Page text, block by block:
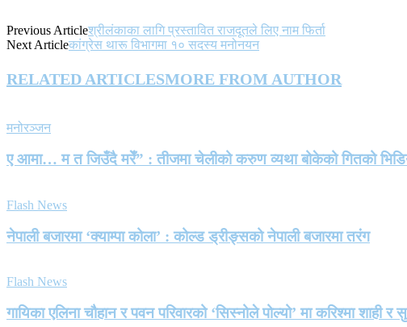
Previous Articleश्रीलंकाका लागि प्रस्तावित राजदूतले लिए नाम फिर्ता
Next Articleकांग्रेस थारू विभागमा १० सदस्य मनोनयन
RELATED ARTICLESMORE FROM AUTHOR
मनोरञ्जन
ए आमा… म त जिउँदै मरेँ” : तीजमा चेलीको करुण व्यथा बोकेको गितको
Flash News
नेपाली बजारमा ‘क्याम्पा कोला’ : कोल्ड ड्रीङ्सको नेपाली बजारमा तरंग
Flash News
गायिका एलिना चौहान र पवन परिवारको ‘सिस्नोले पोल्यो’ मा करिश्मा शाही